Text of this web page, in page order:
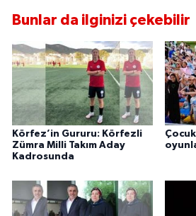
Bunlar da ilginizi çekebilir
Körfez’in Gururu: Körfezli
Zümra Milli Takım Aday
Kadrosunda